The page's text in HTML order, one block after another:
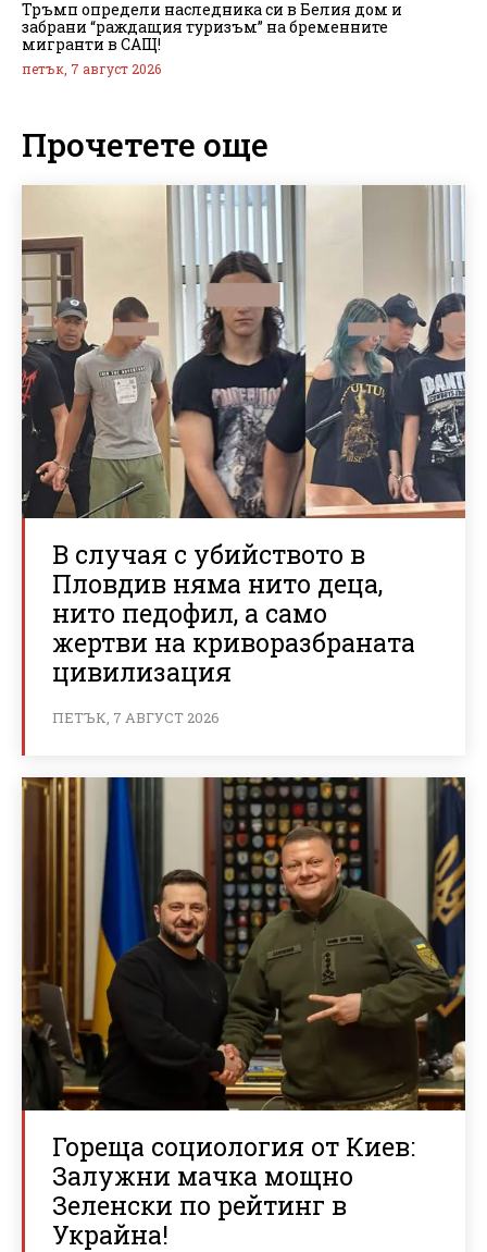
Тръмп определи наследника си в Белия дом и
забрани “раждащия туризъм” на бременните
мигранти в САЩ!
петък, 7 август 2026
Прочетете още
В случая с убийството в
Пловдив няма нито деца,
нито педофил, а само
жертви на криворазбраната
цивилизация
ПЕТЪК, 7 АВГУСТ 2026
Гореща социология от Киев:
Залужни мачка мощно
Зеленски по рейтинг в
Украйна!